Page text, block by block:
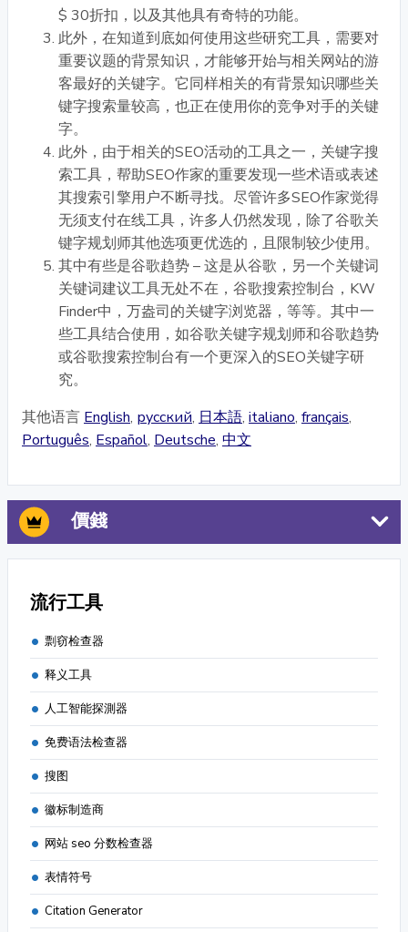
$ 30折扣，以及其他具有奇特的功能。
此外，在知道到底如何使用这些研究工具，需要对
重要议题的背景知识，才能够开始与相关网站的游
客最好的关键字。它同样相关的有背景知识哪些关
键字搜索量较高，也正在使用你的竞争对手的关键
字。
此外，由于相关的SEO活动的工具之一，关键字搜
索工具，帮助SEO作家的重要发现一些术语或表述
其搜索引擎用户不断寻找。尽管许多SEO作家觉得
无须支付在线工具，许多人仍然发现，除了谷歌关
键字规划师其他选项更优选的，且限制较少使用。
其中有些是谷歌趋势 – 这是从谷歌，另一个关键词
关键词建议工具无处不在，谷歌搜索控制台，KW
Finder中，万盎司的关键字浏览器，等等。其中一
些工具结合使用，如谷歌关键字规划师和谷歌趋势
或谷歌搜索控制台有一个更深入的SEO关键字研
究。
其他语言 English, русский, 日本語, italiano, français,
Português, Español, Deutsche, 中文
價錢
流行工具
剽窃检查器
释义工具
人工智能探測器
免费语法检查器
搜图
徽标制造商
网站 seo 分数检查器
表情符号
Citation Generator